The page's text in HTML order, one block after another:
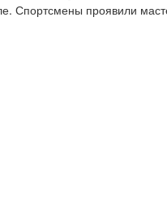
Спортсмены проявили